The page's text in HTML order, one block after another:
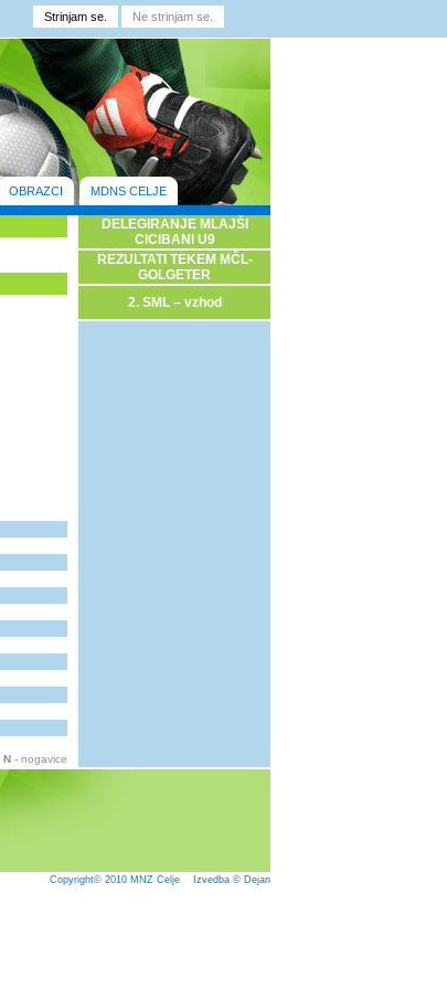
OBRAZCI MDNS CELJE
N - nogavice
DELEGIRANJE MLAJŠI
CICIBANI U9
REZULTATI TEKEM MČL-
GOLGETER
2. SML – vzhod
Copyright© 2010 MNZ Celje Izvedba © Dejan